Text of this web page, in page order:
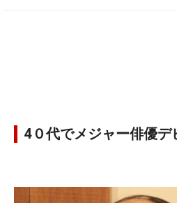
4０代でメジャー俳優